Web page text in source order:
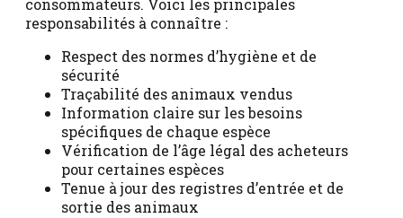
consommateurs. Voici les principales
responsabilités à connaître :
Respect des normes d’hygiène et de
sécurité
Traçabilité des animaux vendus
Information claire sur les besoins
spécifiques de chaque espèce
Vérification de l’âge légal des acheteurs
pour certaines espèces
Tenue à jour des registres d’entrée et de
sortie des animaux